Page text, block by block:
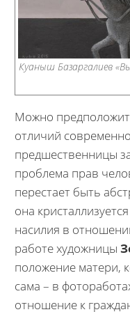
Куаныш Базаргалиев
Можно
отличий
предшественницы
проблема прав
перестает быть
она
насилия в
работе художницы
положение матери,
сама – в
отношение к